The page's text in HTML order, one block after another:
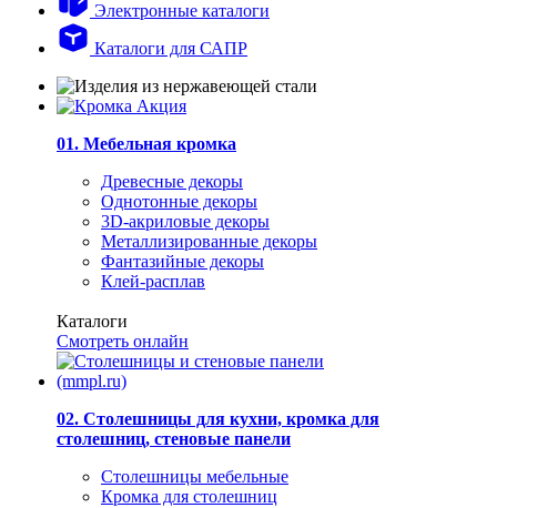
Электронные каталоги
Каталоги для САПР
01. Мебельная кромка
Древесные декоры
Однотонные декоры
3D-акриловые декоры
Металлизированные декоры
Фантазийные декоры
Клей-расплав
Каталоги
Смотреть онлайн
02. Столешницы для кухни, кромка для
столешниц, стеновые панели
Столешницы мебельные
Кромка для столешниц